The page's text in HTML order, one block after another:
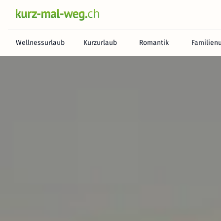
Wellnessurlaub Kurzurlaub Romantik